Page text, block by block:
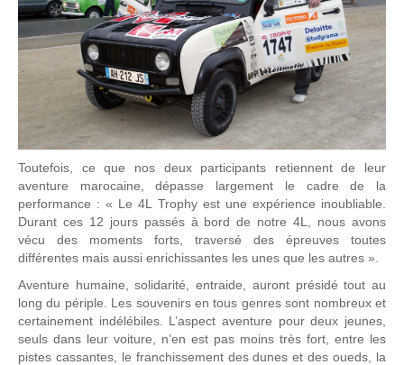
Toutefois, ce que nos deux participants retiennent de leur
aventure marocaine, dépasse largement le cadre de la
performance : « Le 4L Trophy est une expérience inoubliable.
Durant ces 12 jours passés à bord de notre 4L, nous avons
vécu des moments forts, traversé des épreuves toutes
différentes mais aussi enrichissantes les unes que les autres ».
Aventure humaine, solidarité, entraide, auront présidé tout au
long du périple. Les souvenirs en tous genres sont nombreux et
certainement indélébiles. L’aspect aventure pour deux jeunes,
seuls dans leur voiture, n’en est pas moins très fort, entre les
pistes cassantes, le franchissement des dunes et des oueds, la